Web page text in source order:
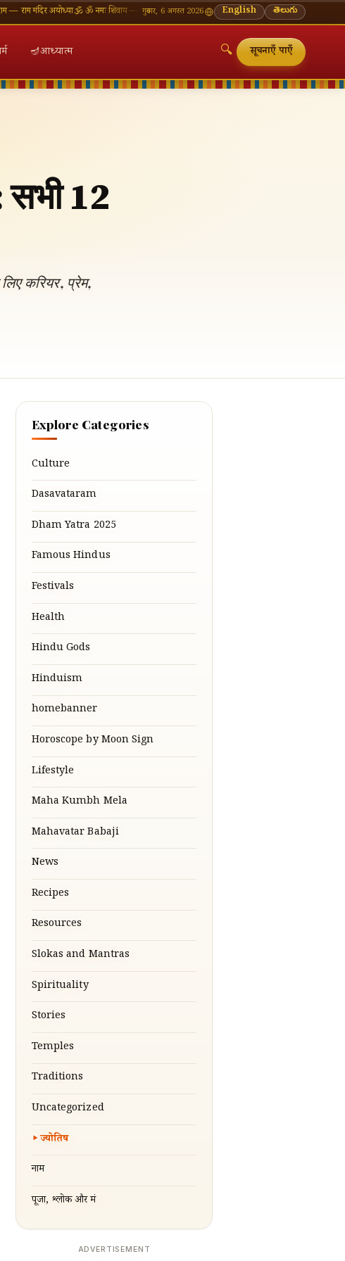
अयोध्या🕉 ॐ नमः शिवाय — सोमवार व्रत की शुभकामनाएँ🪔 श्रावण मास — प्रत्येक सोमवार शिवालय दर्शन का
गुरुवार, 6 अगस्त 2026 English తెలుగు
🪔आध्यात्म 🔍 सूचनाएँ पाएँ
12
करियर, प्रेम,
Explore Categories
Culture
Dasavataram
Dham Yatra 2025
Famous Hindus
Festivals
Health
Hindu Gods
Hinduism
homebanner
Horoscope by Moon Sign
Lifestyle
Maha Kumbh Mela
Mahavatar Babaji
News
Recipes
Resources
Slokas and Mantras
Spirituality
Stories
Temples
Traditions
Uncategorized
ज्योतिष
नाम
पूजा, श्लोक और मंत्र
ADVERTISEMENT